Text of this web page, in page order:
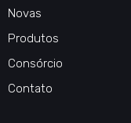
Novas
Produtos
Consórcio
Contato